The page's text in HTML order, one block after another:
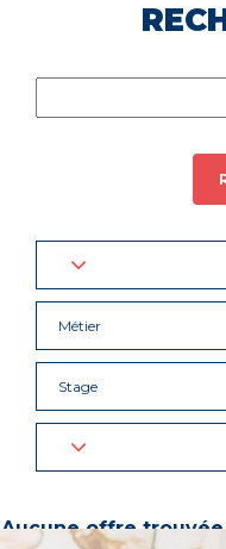
Métier
Stage
Aucune offre